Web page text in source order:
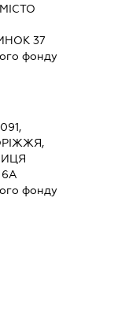
37
фонду
фонду